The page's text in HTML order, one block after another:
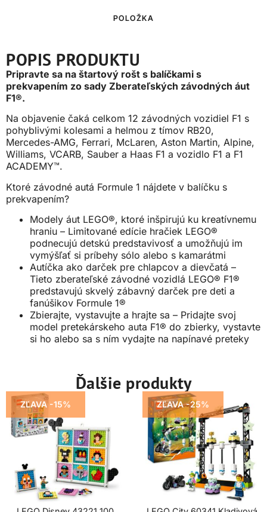
POLOŽKA
POPIS PRODUKTU
Pripravte sa na štartový rošt s balíčkami s
prekvapením zo sady Zberateľských závodných áut
F1®.
Na objavenie čaká celkom 12 závodných vozidiel F1 s
pohyblivými kolesami a helmou z tímov RB20,
Mercedes-AMG, Ferrari, McLaren, Aston Martin, Alpine,
Williams, VCARB, Sauber a Haas F1 a vozidlo F1 a F1
ACADEMY™.
Ktoré závodné autá Formule 1 nájdete v balíčku s
prekvapením?
Modely áut LEGO®, ktoré inšpirujú ku kreatívnemu
hraniu – Limitované edície hračiek LEGO®
podnecujú detskú predstavivosť a umožňujú im
vymýšľať si príbehy sólo alebo s kamarátmi
Autíčka ako darček pre chlapcov a dievčatá –
Tieto zberateľské závodné vozidlá LEGO® F1®
predstavujú skvelý zábavný darček pre deti a
fanúšikov Formule 1®
Zbierajte, vystavujte a hrajte sa – Pridajte svoj
model pretekárskeho auta F1® do zbierky, vystavte
si ho alebo sa s ním vydajte na napínavé preteky
Ďalšie produkty
ZĽAVA -15% ZĽAVA -25%